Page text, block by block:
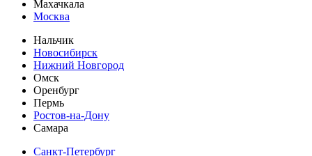
Махачкала
Москва
Нальчик
Новосибирск
Нижний Новгород
Омск
Оренбург
Пермь
Ростов-на-Дону
Самара
Санкт-Петербург